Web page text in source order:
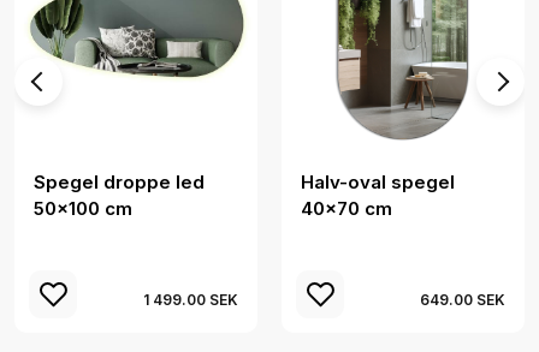
Spegel droppe led
50x100 cm
1 499.00 SEK
Halv-oval spegel
40x70 cm
649.00 SEK